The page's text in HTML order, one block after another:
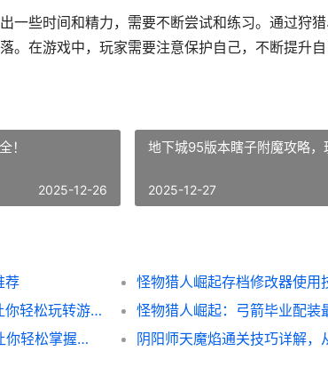
一些时间和精力，需要不断尝试和练习。通过狩
。在游戏中，玩家需要注意保护自己，不断提升
！
2025-12-26
地下城95版本瞎子附魔攻略，
2025-12-27
荐
怪物猎人崛起存档修改器使用
宠物森林先遣队脚本使用攻略，让你轻松玩转游戏！
怪物猎人崛起：弓箭毕业配装
异度之刃2 Kos-Mos攻略详解，让你轻松掌握战斗技巧